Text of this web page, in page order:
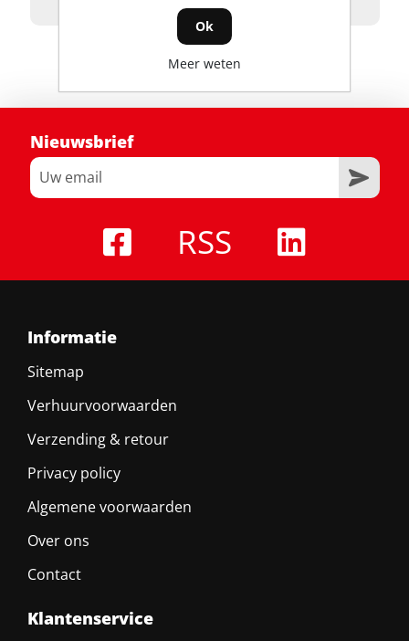
Nieuwsbrief
RSS
Informatie
Sitemap
Verhuurvoorwaarden
Verzending & retour
Privacy policy
Algemene voorwaarden
Over ons
Contact
Klantenservice
Ok
Meer weten